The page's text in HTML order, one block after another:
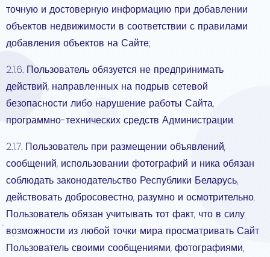
точную и достоверную информацию при добавлении
объектов недвижимости в соответствии с правилами
добавления объектов на Сайте;
2.1.6. Пользователь обязуется не предпринимать
действий, направленных на подрыв сетевой
безопасности либо нарушение работы Сайта,
программно-технических средств Администрации.
2.1.7. Пользователь при размещении объявлений,
сообщений, использовании фотографий и ника обязан
соблюдать законодательство Республики Беларусь,
действовать добросовестно, разумно и осмотрительно.
Пользователь обязан учитывать тот факт, что в силу
возможности из любой точки мира просматривать Сайт
Пользователь своими сообщениями, фотографиями,